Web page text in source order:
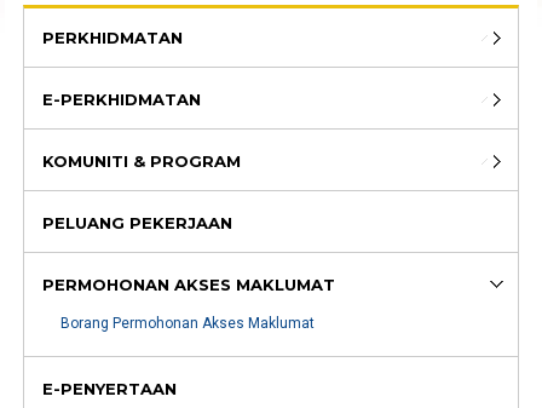
PERKHIDMATAN
E-PERKHIDMATAN
KOMUNITI & PROGRAM
PELUANG PEKERJAAN
PERMOHONAN AKSES MAKLUMAT
Borang Permohonan Akses Maklumat
E-PENYERTAAN